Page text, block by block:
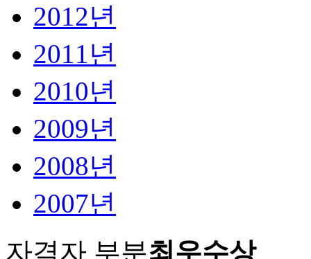
2012년
2011년
2010년
2009년
2008년
2007년
자격자 부분최우수상